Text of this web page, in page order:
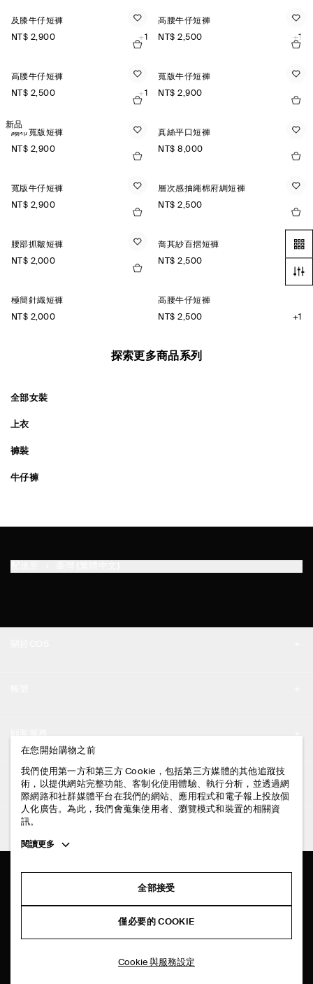
及膝牛仔短褲
NT$ 2,900
+1
高腰牛仔短褲
NT$ 2,500
+1
高腰牛仔短褲
NT$ 2,500
+1
寬版牛仔短褲
NT$ 2,900
新品
縐布寬版短褲
NT$ 2,900
真絲平口短褲
NT$ 8,000
寬版牛仔短褲
NT$ 2,900
層次感抽繩棉府綢短褲
NT$ 2,500
腰部抓皺短褲
NT$ 2,000
喬其紗百摺短褲
NT$ 2,500
極簡針織短褲
NT$ 2,000
高腰牛仔短褲
NT$ 2,500
+1
探索更多商品系列
全部女裝
上衣
褲裝
牛仔褲
門市資訊
登入 / 註冊
聯絡我們
配送說明
付款說明
退貨及退款說明
常見問題
法律資訊
隱私權政策
條款與細則
追蹤COS
TIKTOK
在您開始購物之前
我們使用第一方和第三方 Cookie，包括第三方媒體的其他追蹤技
術，以提供網站完整功能、客制化使用體驗、執行分析，並透過網
際網路和社群媒體平台在我們的網站、應用程式和電子報上投放個
人化廣告。為此，我們會蒐集使用者、瀏覽模式和裝置的相關資
訊。
Toggle
閱讀更多
全部接受
僅必要的 COOKIE
Cookie 與服務設定